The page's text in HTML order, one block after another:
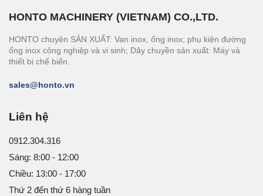
HONTO MACHINERY (VIETNAM) CO.,LTD.
HONTO chuyên SẢN XUẤT: Van inox, ống inox; phụ kiện đường
ống inox công nghiệp và vi sinh; Dây chuyền sản xuất: Máy và
thiết bị chế biến.
sales@honto.vn
Liên hệ
0912.304.316
Sáng: 8:00 - 12:00
Chiều: 13:00 - 17:00
Thứ 2 đến thứ 6 hàng tuần